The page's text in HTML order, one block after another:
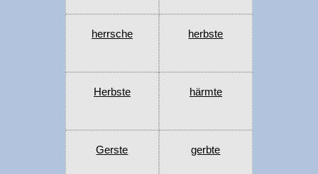
herrsche herbste
Herbste härmte
Gerste gerbte